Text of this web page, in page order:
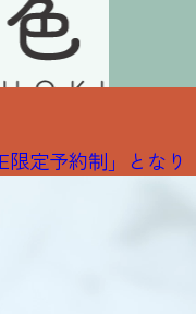
限定予約制」となり